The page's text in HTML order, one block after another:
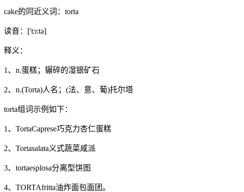
cake的同近义词：torta
读音：['tɔ:tə]
释义：
1、n.蛋糕；辗碎的湿银矿石
2、n.(Torta)人名；(法、意、葡)托尔塔
torta组词示例如下：
1、TortaCaprese巧克力杏仁蛋糕
2、Tortasalata义式蔬菜咸派
3、tortaesplosa分离型饼图
4、TORTAfritta油炸面包面团。